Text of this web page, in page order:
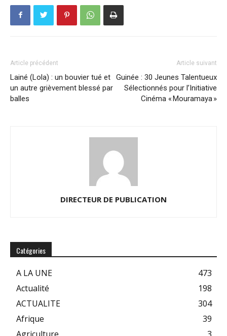
Article précédent
Lainé (Lola) : un bouvier tué et
un autre grièvement blessé par
balles
Article suivant
Guinée : 30 Jeunes Talentueux
Sélectionnés pour l’Initiative
Cinéma « Mouramaya »
DIRECTEUR DE PUBLICATION
Catégories
A LA UNE
473
Actualité
198
ACTUALITE
304
Afrique
39